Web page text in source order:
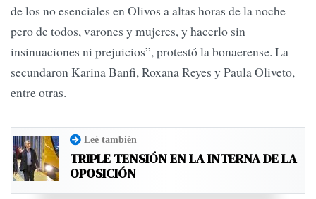
de los no esenciales en Olivos a altas horas de la noche
pero de todos, varones y mujeres, y hacerlo sin
insinuaciones ni prejuicios”, protestó la bonaerense. La
secundaron Karina Banfi, Roxana Reyes y Paula Oliveto,
entre otras.
Leé también
TRIPLE TENSIÓN EN LA INTERNA DE LA
OPOSICIÓN